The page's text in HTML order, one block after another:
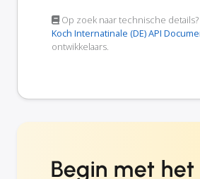
Op zoek naar technische
Koch Internatinale (DE) API
ontwikkelaars.
Begin met het